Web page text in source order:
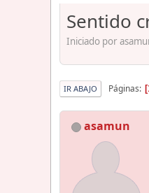
Sentido
Iniciado por
IR ABAJO Páginas
asamun